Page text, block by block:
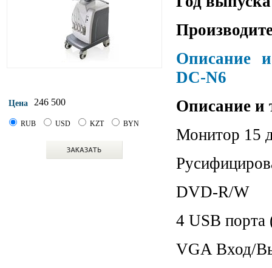
Цена 246 500
RUB USD KZT BYN
Описание
DC-N6
Описание и
Монитор 15
DVD-R/W
4 USB порта
VGA Вход/